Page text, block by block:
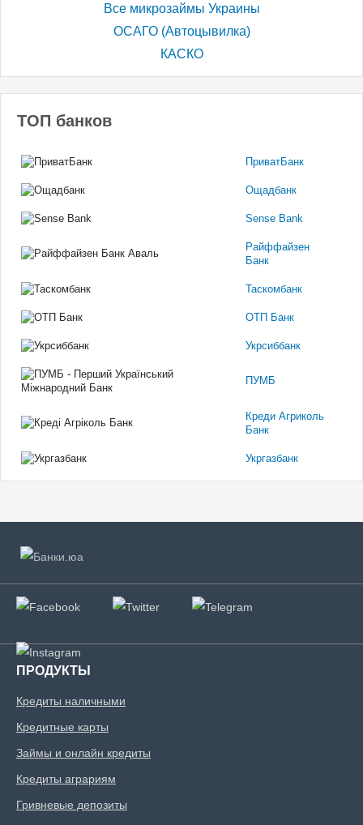
Все микрозаймы Украины
ОСАГО (Автоцывилка)
КАСКО
ТОП банков
ПриватБанк
Ощадбанк
Sense Bank
Райффайзен
Банк
Таскомбанк
ОТП Банк
Укрсиббанк
ПУМБ
Креди Агриколь
Банк
Укргазбанк
ПРОДУКТЫ
Кредиты наличными
Кредитные карты
Займы и онлайн кредиты
Кредиты аграриям
Гривневые депозиты